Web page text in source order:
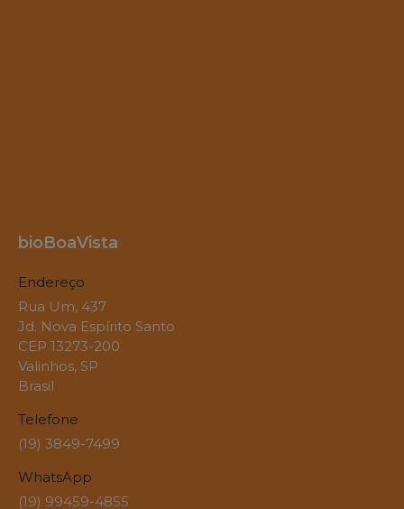
bioBoaVista
Endereço
Rua Um, 437
Jd. Nova Espírito Santo
CEP 13273-200
Valinhos, SP
Brasil
Telefone
(19) 3849-7499
WhatsApp
(19) 99459-4855